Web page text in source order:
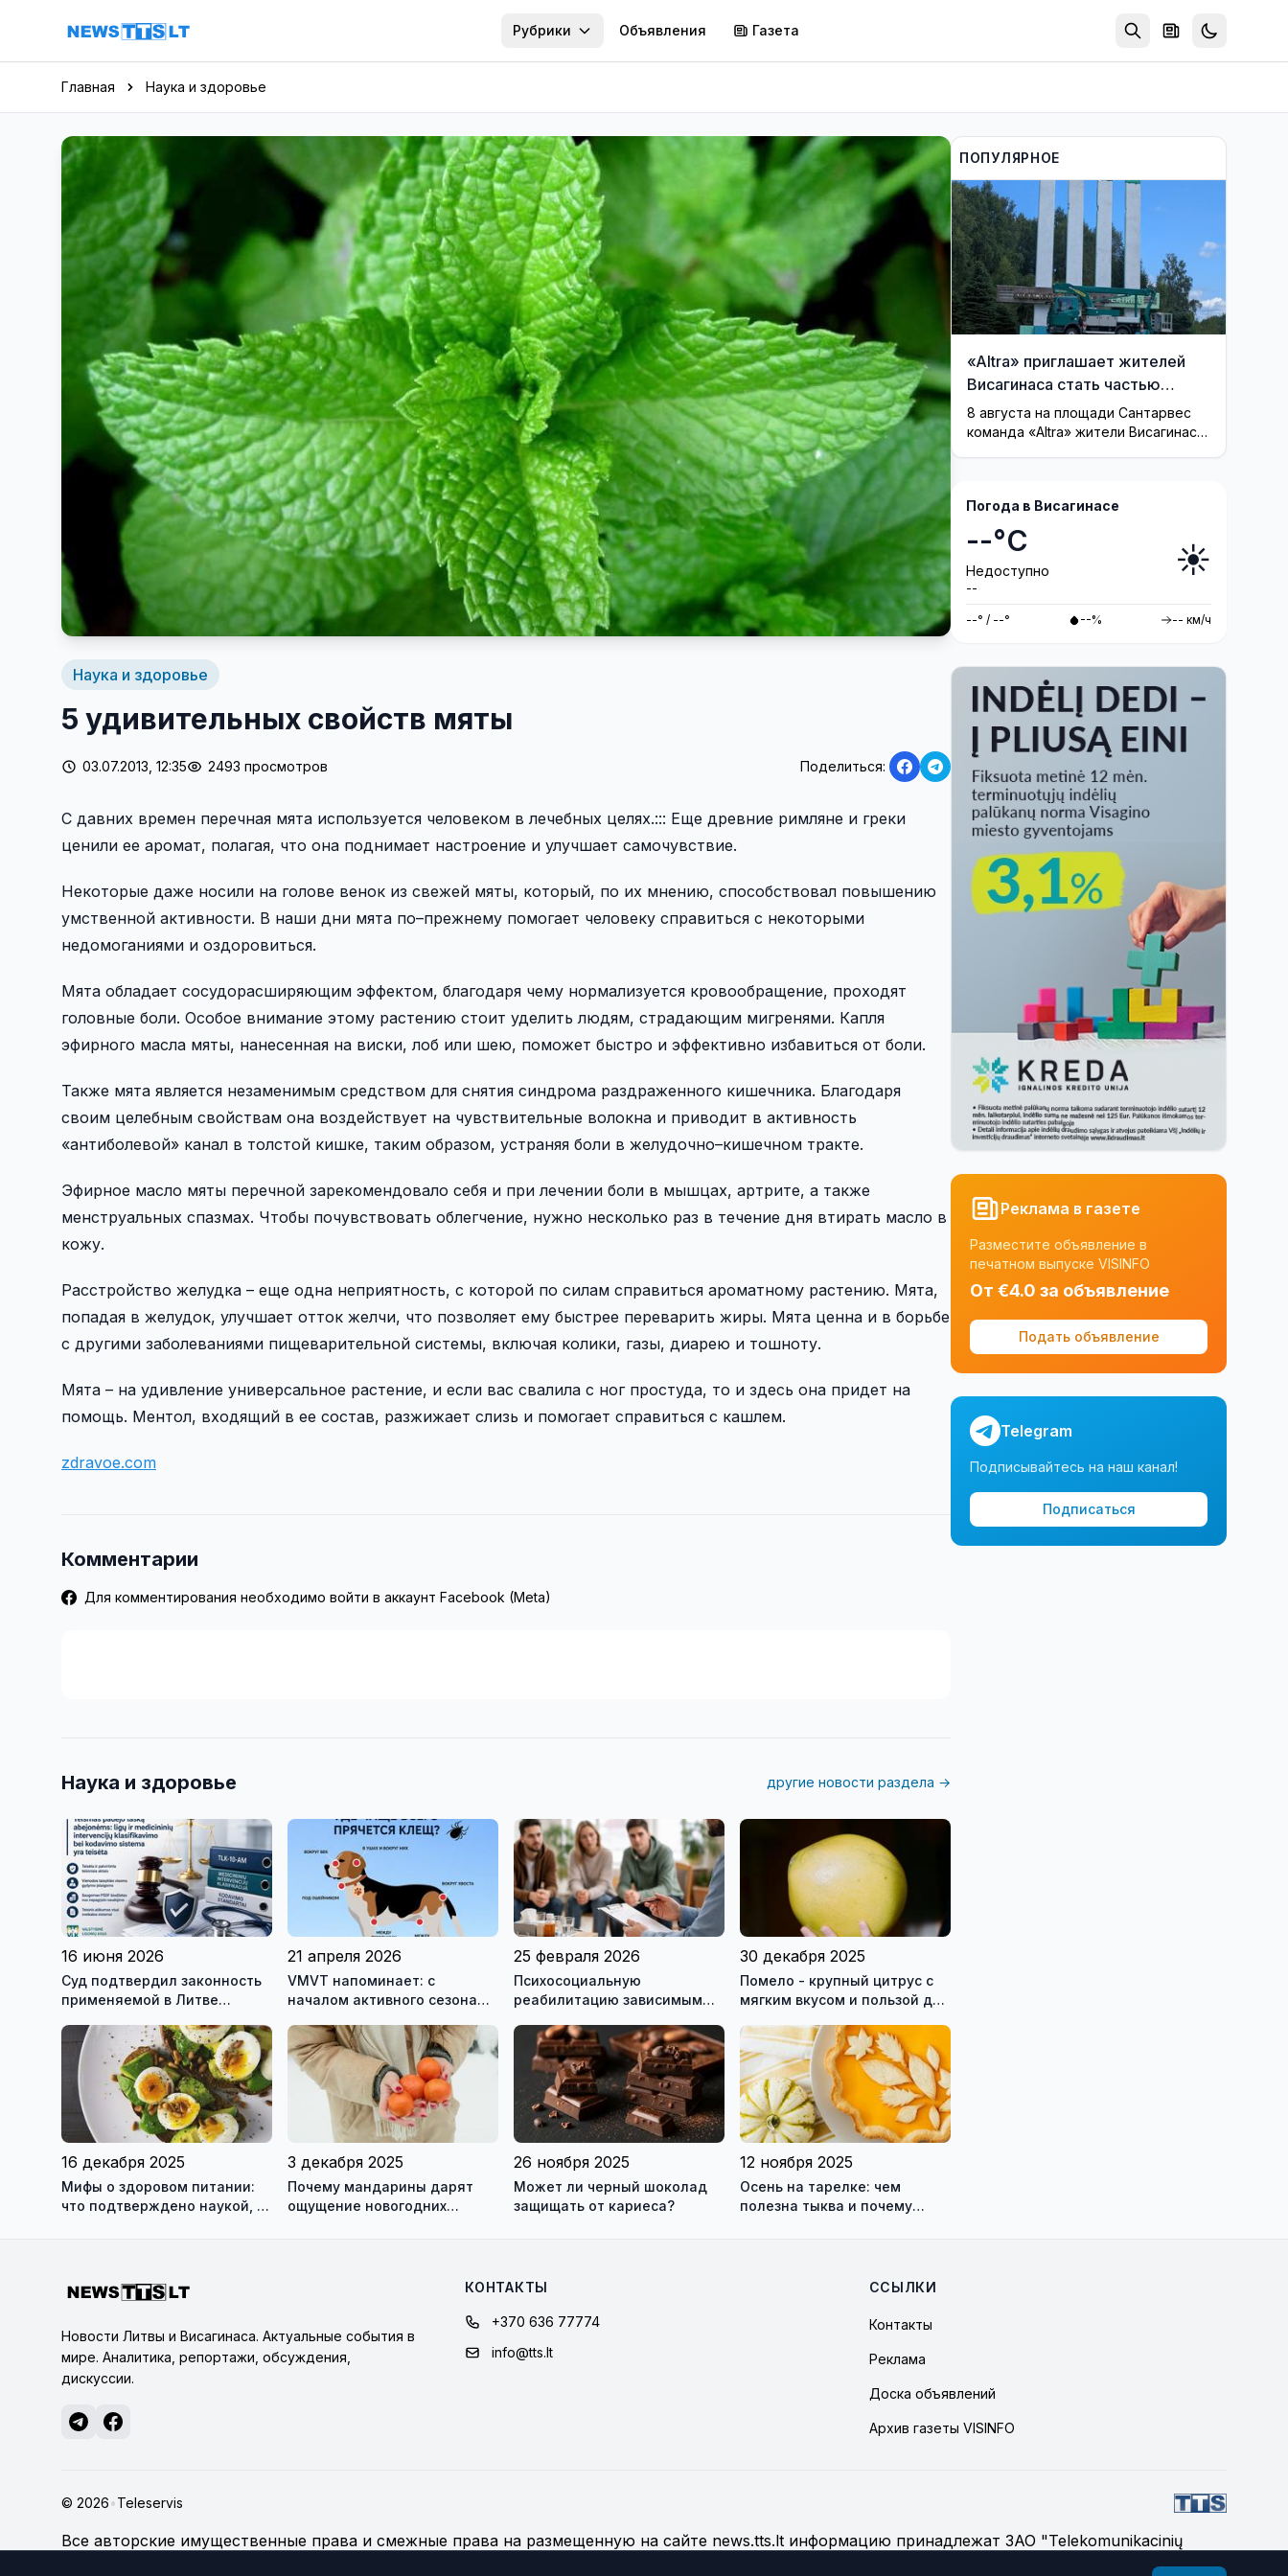
Перейти к содержимому
Рубрики Объявления Газета
Главная Наука и здоровье
Наука и здоровье
5 удивительных свойств мяты
03.07.2013, 12:35 2493 просмотров Поделиться:
С давних времен перечная мята используется человеком в лечебных целях.::: Еще древние римляне и греки
ценили ее аромат, полагая, что она поднимает настроение и улучшает самочувствие.
Некоторые даже носили на голове венок из свежей мяты, который, по их мнению, способствовал повышению
умственной активности. В наши дни мята по–прежнему помогает человеку справиться с некоторыми
недомоганиями и оздоровиться.
Мята обладает сосудорасширяющим эффектом, благодаря чему нормализуется кровообращение, проходят
головные боли. Особое внимание этому растению стоит уделить людям, страдающим мигренями. Капля
эфирного масла мяты, нанесенная на виски, лоб или шею, поможет быстро и эффективно избавиться от боли.
Также мята является незаменимым средством для снятия синдрома раздраженного кишечника. Благодаря
своим целебным свойствам она воздействует на чувствительные волокна и приводит в активность
«антиболевой» канал в толстой кишке, таким образом, устраняя боли в желудочно–кишечном тракте.
Эфирное масло мяты перечной зарекомендовало себя и при лечении боли в мышцах, артрите, а также
менструальных спазмах. Чтобы почувствовать облегчение, нужно несколько раз в течение дня втирать масло в
кожу.
Расстройство желудка – еще одна неприятность, с которой по силам справиться ароматному растению. Мята,
попадая в желудок, улучшает отток желчи, что позволяет ему быстрее переварить жиры. Мята ценна и в борьбе
с другими заболеваниями пищеварительной системы, включая колики, газы, диарею и тошноту.
Мята – на удивление универсальное растение, и если вас свалила с ног простуда, то и здесь она придет на
помощь. Ментол, входящий в ее состав, разжижает слизь и помогает справиться с кашлем.
zdravoe.com
Комментарии
Для комментирования необходимо войти в аккаунт Facebook (Meta)
Наука и здоровье другие новости раздела →
16 июня 2026
Cуд подтвердил законность
применяемой в Литве
классификации болезней и
нарушений здоровья
21 апреля 2026
VMVT напоминает: с
началом активного сезона
защите животных
25 февраля 2026
Психосоциальную
реабилитацию зависимым
лицензированные
учреждения
30 декабря 2025
Помело - крупный цитрус с
мягким вкусом и пользой для
16 декабря 2025
Мифы о здоровом питании:
что подтверждено наукой, а
3 декабря 2025
Почему мандарины дарят
ощущение новогодних
26 ноября 2025
Может ли черный шоколад
защищать от кариеса?
12 ноября 2025
Осень на тарелке: чем
полезна тыква и почему
ПОПУЛЯРНОЕ
«Altra» приглашает жителей
Висагинаса стать частью
истории обновлённой стелы
8 августа на площади Сантарвес
команда «Altra» жители Висагинаса
Погода в Висагинасе
--°C
Недоступно
--
☀️
--° / --° --% -- км/ч
Реклама в газете
Разместите объявление в
печатном выпуске VISINFO
От €4.0 за объявление
Подать объявление
Telegram
Подписывайтесь на наш канал!
Подписаться
Новости Литвы и Висагинаса. Актуальные события в
мире. Аналитика, репортажи, обсуждения,
дискуссии.
КОНТАКТЫ
+370 636 77774
info@tts.lt
ССЫЛКИ
Контакты
Реклама
Доска объявлений
Архив газеты VISINFO
© 2026•Teleservis
Все авторские имущественные права и смежные права на размещенную на сайте news.tts.lt информацию принадлежат ЗАО "Telekomunikacinių